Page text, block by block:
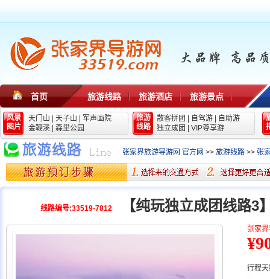
首页 旅游线路 旅游酒店 旅游景点
风景
图片
天门山 天子山
军声画院
金鞭溪
森里公园
旅游
线路
散客拼团 自驾游
自助游
独立成团
VIP尊享游
张家界旅游导游网 官方网 >> 旅游线路 >> 张
线路编号:33519-7812 【纯玩独立成团线路
张家
行程